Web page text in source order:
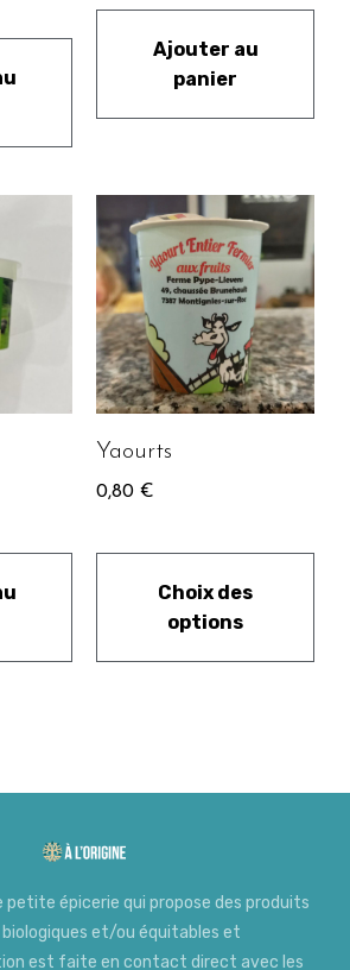
Ajouter au
panier
Yaourts
0,80 €
Choix des
options
petite épicerie qui propose des produits
et/ou équitables et
est faite en contact direct avec les